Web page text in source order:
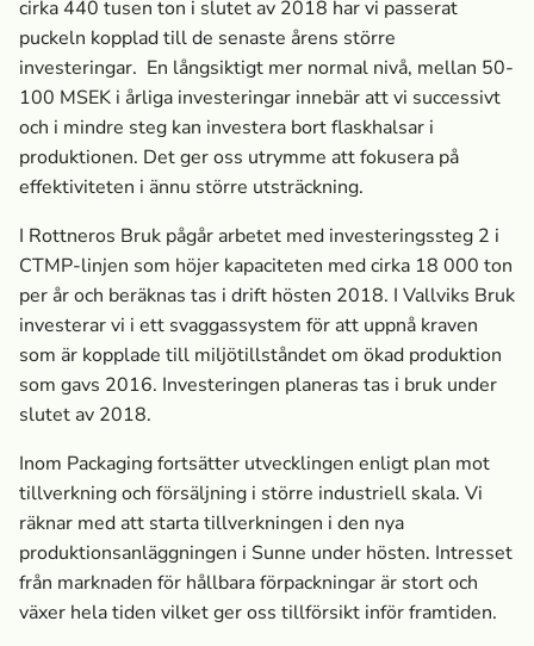
cirka 440 tusen ton i slutet av 2018 har vi passerat
puckeln kopplad till de senaste årens större
investeringar. En långsiktigt mer normal nivå, mellan 50-
100 MSEK i årliga investeringar innebär att vi successivt
och i mindre steg kan investera bort flaskhalsar i
produktionen. Det ger oss utrymme att fokusera på
effektiviteten i ännu större utsträckning.
I Rottneros Bruk pågår arbetet med investeringssteg 2 i
CTMP-linjen som höjer kapaciteten med cirka 18 000 ton
per år och beräknas tas i drift hösten 2018. I Vallviks Bruk
investerar vi i ett svaggassystem för att uppnå kraven
som är kopplade till miljötillståndet om ökad produktion
som gavs 2016. Investeringen planeras tas i bruk under
slutet av 2018.
Inom Packaging fortsätter utvecklingen enligt plan mot
tillverkning och försäljning i större industriell skala. Vi
räknar med att starta tillverkningen i den nya
produktions­anläggningen i Sunne under hösten. Intresset
från marknaden för hållbara förpackningar är stort och
växer hela tiden vilket ger oss tillförsikt inför framtiden.